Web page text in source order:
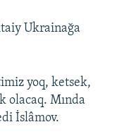
Ukrainağa
yoq, ketsek,
olacaq. Mında
İslâmov.